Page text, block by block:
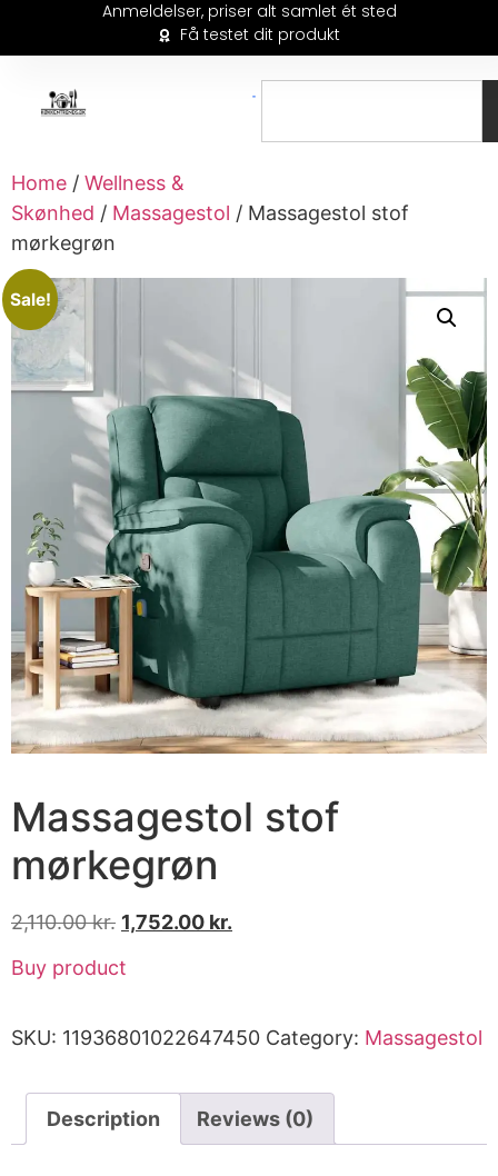
Anmeldelser, priser alt samlet ét sted
Få testet dit produkt
Home / Wellness &
Skønhed / Massagestol / Massagestol stof
mørkegrøn
Sale!
Massagestol stof
mørkegrøn
2,110.00kr. 1,752.00 kr.
Buy product
SKU: 11936801022647450 Category: Massagestol
Description Reviews (0)